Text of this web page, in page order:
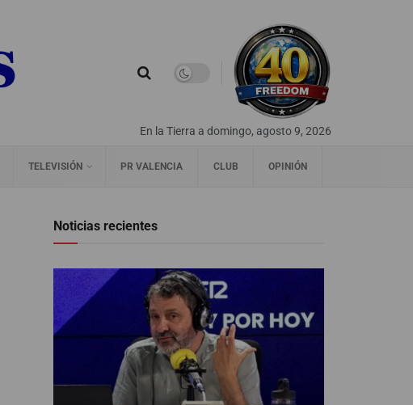
En la Tierra a domingo, agosto 9, 2026
TELEVISIÓN PR VALENCIA CLUB OPINIÓN
Noticias recientes